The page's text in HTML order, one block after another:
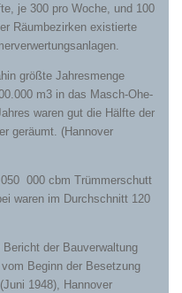
je 300 pro Woche, und 100
Räumbezirken existierte
größte Jahresmenge
m3 in das Masch-Ohe-
waren gut die Hälfte der
geräumt. (Hannover
000 cbm Trümmerschutt
waren im Durchschnitt 120
der Bauverwaltung
Beginn der Besetzung
1948), Hannover